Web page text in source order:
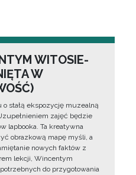
WITOSIE-
W
o stałą ekspozycję muzealną
zajęć będzie
lapbooka. Ta kreatywna
obrazkową mapę myśli, a
nowych faktów z
lekcji, Wincentym
do przygotowania